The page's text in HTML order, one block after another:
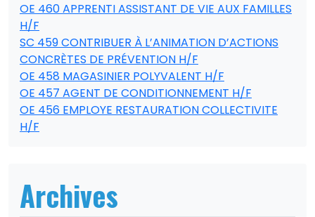
OE 460 APPRENTI ASSISTANT DE VIE AUX FAMILLES
H/F
SC 459 CONTRIBUER À L’ANIMATION D’ACTIONS
CONCRÈTES DE PRÉVENTION H/F
OE 458 MAGASINIER POLYVALENT H/F
OE 457 AGENT DE CONDITIONNEMENT H/F
OE 456 EMPLOYE RESTAURATION COLLECTIVITE
H/F
Archives